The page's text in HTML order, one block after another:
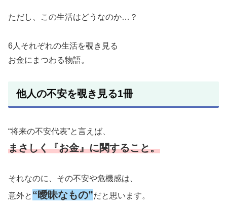
ただし、この生活はどうなのか…？
6人それぞれの生活を覗き見る
お金にまつわる物語。
他人の不安を覗き見る1冊
“将来の不安代表”と言えば、
まさしく『お金』に関すること。
それなのに、その不安や危機感は、
意外と “曖昧なもの”だと思います。